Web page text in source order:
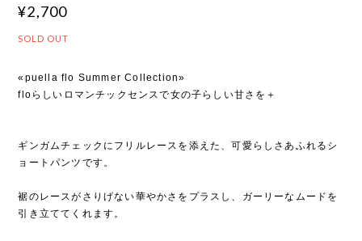
¥2,700
SOLD OUT
«puella flo Summer Collection»
floらしいロマンチックセンスで女の子らしい甘さを＋
ギンガムチェックにフリルレースを添えた、可愛らしさあふれるシ
ョートパンツです。
裾のレースがさりげない華やかさをプラスし、ガーリーなムードを
引き立ててくれます。